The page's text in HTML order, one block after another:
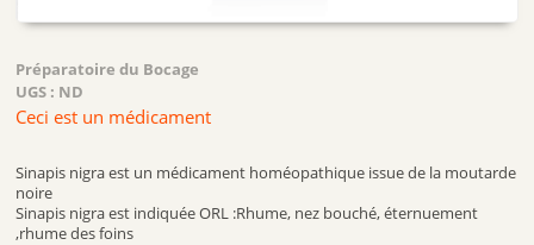
Préparatoire du Bocage
UGS : ND
Ceci est un médicament
Sinapis nigra est un médicament homéopathique issue de la moutarde
noire
Sinapis nigra est indiquée ORL :Rhume, nez bouché, éternuement
,rhume des foins